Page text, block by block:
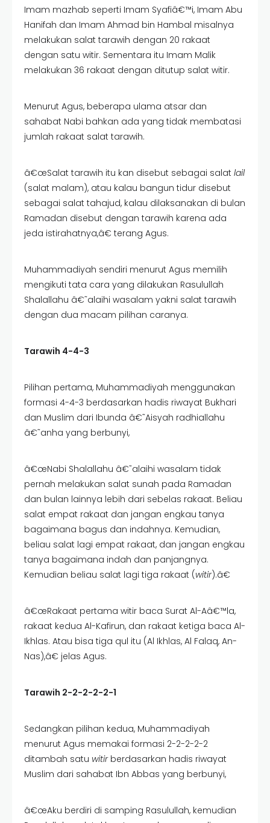
Imam mazhab seperti Imam Syafiâ€™i, Imam Abu
Hanifah dan Imam Ahmad bin Hambal misalnya
melakukan salat tarawih dengan 20 rakaat
dengan satu witir. Sementara itu Imam Malik
melakukan 36 rakaat dengan ditutup salat witir.
Menurut Agus, beberapa ulama atsar dan
sahabat Nabi bahkan ada yang tidak membatasi
jumlah rakaat salat tarawih.
â€œSalat tarawih itu kan disebut sebagai salat lail
(salat malam), atau kalau bangun tidur disebut
sebagai salat tahajud, kalau dilaksanakan di bulan
Ramadan disebut dengan tarawih karena ada
jeda istirahatnya,â€ terang Agus.
Muhammadiyah sendiri menurut Agus memilih
mengikuti tata cara yang dilakukan Rasulullah
Shalallahu â€˜alaihi wasalam yakni salat tarawih
dengan dua macam pilihan caranya.
Tarawih 4-4-3
Pilihan pertama, Muhammadiyah menggunakan
formasi 4-4-3 berdasarkan hadis riwayat Bukhari
dan Muslim dari Ibunda â€˜Aisyah radhiallahu
â€˜anha yang berbunyi,
â€œNabi Shalallahu â€˜alaihi wasalam tidak
pernah melakukan salat sunah pada Ramadan
dan bulan lainnya lebih dari sebelas rakaat. Beliau
salat empat rakaat dan jangan engkau tanya
bagaimana bagus dan indahnya. Kemudian,
beliau salat lagi empat rakaat, dan jangan engkau
tanya bagaimana indah dan panjangnya.
Kemudian beliau salat lagi tiga rakaat (witir).â€
â€œRakaat pertama witir baca Surat Al-Aâ€™la,
rakaat kedua Al-Kafirun, dan rakaat ketiga baca Al-
Ikhlas. Atau bisa tiga qul itu (Al Ikhlas, Al Falaq, An-
Nas),â€ jelas Agus.
Tarawih 2-2-2-2-2-1
Sedangkan pilihan kedua, Muhammadiyah
menurut Agus memakai formasi 2-2-2-2-2
ditambah satu witirberdasarkan hadis riwayat
Muslim dari sahabat Ibn Abbas yang berbunyi,
â€œAku berdiri di samping Rasulullah, kemudian